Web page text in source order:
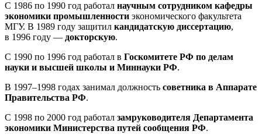
С 1986 по 1990 год работал научным сотрудником кафедры
экономики промышленности экономического факультета
МГУ. В 1989 году защитил кандидатскую диссертацию,
в 1996 году — докторскую.
С 1990 по 1996 год работал в Госкомитете РФ по делам
науки и высшей школы и Миннауки РФ.
В 1997–1998 годах занимал должность советника в Аппарате
Правительства РФ.
С 1998 по 2000 год работал замруководителя Департамента
экономики Министерства путей сообщения РФ.